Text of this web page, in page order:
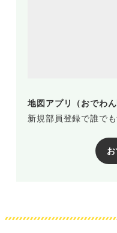
地図アプリ（おでわ
新規部員登録で誰で